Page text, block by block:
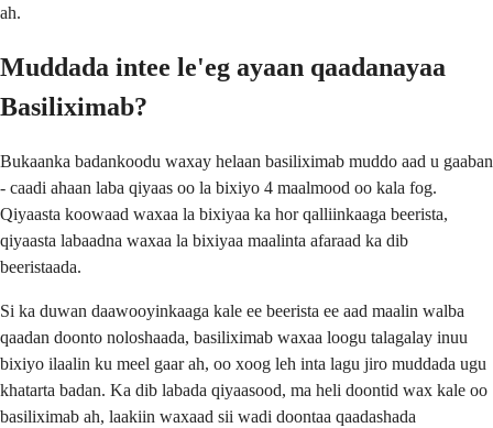
ah.
Muddada intee le'eg ayaan qaadanayaa
Basiliximab?
Bukaanka badankoodu waxay helaan basiliximab muddo aad u gaaban
- caadi ahaan laba qiyaas oo la bixiyo 4 maalmood oo kala fog.
Qiyaasta koowaad waxaa la bixiyaa ka hor qalliinkaaga beerista,
qiyaasta labaadna waxaa la bixiyaa maalinta afaraad ka dib
beeristaada.
Si ka duwan daawooyinkaaga kale ee beerista ee aad maalin walba
qaadan doonto noloshaada, basiliximab waxaa loogu talagalay inuu
bixiyo ilaalin ku meel gaar ah, oo xoog leh inta lagu jiro muddada ugu
khatarta badan. Ka dib labada qiyaasood, ma heli doontid wax kale oo
basiliximab ah, laakiin waxaad sii wadi doontaa qaadashada